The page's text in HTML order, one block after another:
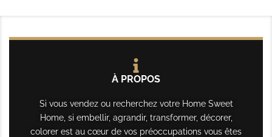
À PROPOS
Si vous vendez ou recherchez votre Home Sweet
Home, si embellir, agrandir, transformer, décorer,
colorer est au cœur de vos préoccupations vous êtes